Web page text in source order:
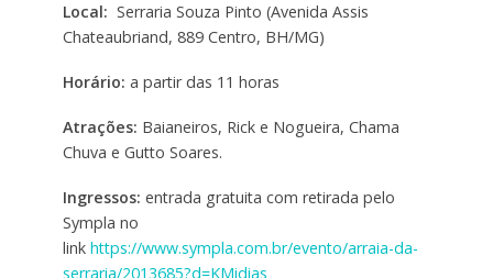
Local: Serraria Souza Pinto (Avenida Assis
Chateaubriand, 889 Centro, BH/MG)
Horário: a partir das 11 horas
Atrações: Baianeiros, Rick e Nogueira, Chama
Chuva e Gutto Soares.
Ingressos: entrada gratuita com retirada pelo
Sympla no
link https://www.sympla.com.br/evento/arraia-da-
serraria/2013685?d=KMidias